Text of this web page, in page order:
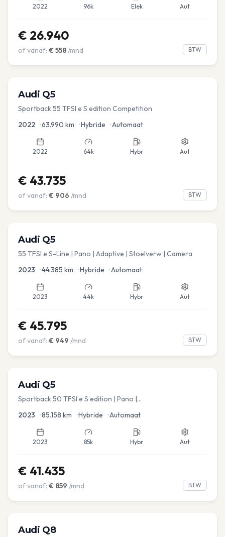
2022 96k Elek Aut
€ 26.940
of vanaf: € 558/mnd BTW
Audi Q5
Sportback 55 TFSI e S edition Competition
2022 •63.990 km •Hybride •Automaat
2022 64k Hybr Aut
€ 43.735
of vanaf: € 906 /mnd BTW
Audi Q5
55 TFSI e S-Line | Pano | Adaptive | Stoelverw | Camera
2023 •44.385 km •Hybride •Automaat
2023 44k Hybr Aut
€ 45.795
of vanaf: € 949 /mnd BTW
Audi Q5
Sportback 50 TFSI e S edition | Pano |
2023 •85.158 km •Hybride •Automaat
2023 85k Hybr Aut
€ 41.435
of vanaf: € 859 /mnd BTW
Audi Q8